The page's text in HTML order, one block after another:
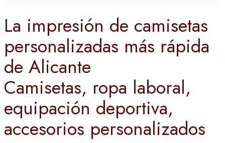
La impresión de camisetas
personalizadas más rápida
de Alicante
Camisetas, ropa laboral,
equipación deportiva,
accesorios personalizados